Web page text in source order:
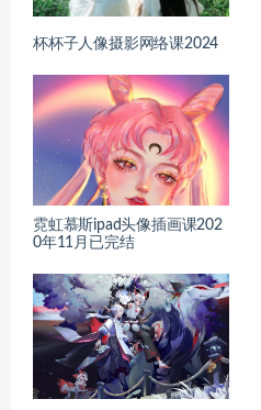
杯杯子人像摄影网络课2024
霓虹慕斯ipad头像插画课202
0年11月已完结